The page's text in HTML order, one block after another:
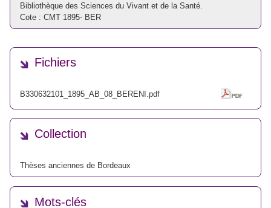
Bibliothèque des Sciences du Vivant et de la Santé.
Cote : CMT 1895- BER
Fichiers
B330632101_1895_AB_08_BERENI.pdf
Collection
Thèses anciennes de Bordeaux
Mots-clés